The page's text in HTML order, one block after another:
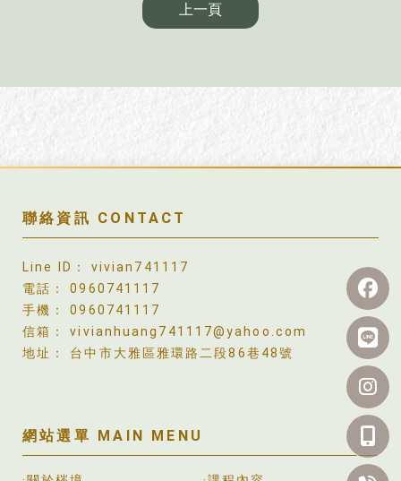
上一頁
vivian741117
0960741117
0960741117
vivianhuang741117@yahoo.com
台中市大雅區雅環路二段86巷48號